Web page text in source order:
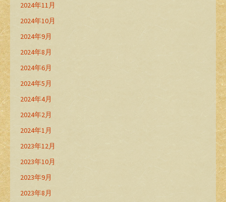
2024年11月
2024年10月
2024年9月
2024年8月
2024年6月
2024年5月
2024年4月
2024年2月
2024年1月
2023年12月
2023年10月
2023年9月
2023年8月